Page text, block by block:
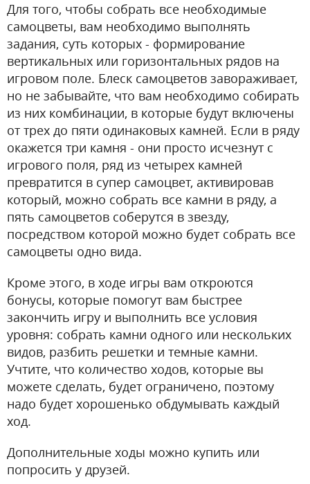
Для того, чтобы собрать все необходимые
самоцветы, вам необходимо выполнять
задания, суть которых - формирование
вертикальных или горизонтальных рядов на
игровом поле. Блеск самоцветов завораживает,
но не забывайте, что вам необходимо собирать
из них комбинации, в которые будут включены
от трех до пяти одинаковых камней. Если в ряду
окажется три камня - они просто исчезнут с
игрового поля, ряд из четырех камней
превратится в супер самоцвет, активировав
который, можно собрать все камни в ряду, а
пять самоцветов соберутся в звезду,
посредством которой можно будет собрать все
самоцветы одно вида.
Кроме этого, в ходе игры вам откроются
бонусы, которые помогут вам быстрее
закончить игру и выполнить все условия
уровня: собрать камни одного или нескольких
видов, разбить решетки и темные камни.
Учтите, что количество ходов, которые вы
можете сделать, будет ограничено, поэтому
надо будет хорошенько обдумывать каждый
ход.
Дополнительные ходы можно купить или
попросить у друзей.